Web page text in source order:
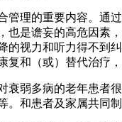
管理的重要内容。通
也是谵妄的高危因素
的视力和听力得不到
复和（或）替代治疗
衰弱多病的老年患者
。和患者及家属共同